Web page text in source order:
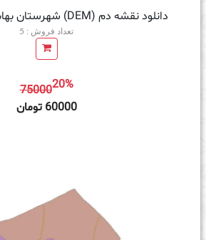
دانلود نقشه دم (DEM) شهرستان بهاباد | دقت 30 متر
تعداد فروش : 5
7500020%
60000 تومان